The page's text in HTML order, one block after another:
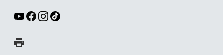
Друк сторінки